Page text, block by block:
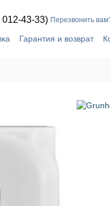
43-33) Перезвонить
Гарантия и возврат